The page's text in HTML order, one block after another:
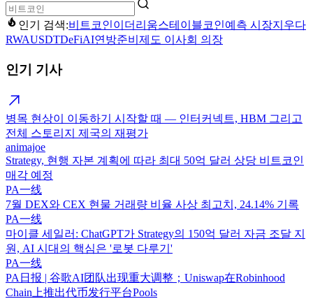
인기 검색:비트코인이더리움스테이블코인예측 시장지우다
RWAUSDTDeFiAI연방준비제도 이사회 의장
인기 기사
병목 현상이 이동하기 시작할 때 — 인터커넥트, HBM 그리고
전체 스토리지 제국의 재평가
animajoe
Strategy, 현행 자본 계획에 따라 최대 50억 달러 상당 비트코인
매각 예정
PA一线
7월 DEX와 CEX 현물 거래량 비율 사상 최고치, 24.14% 기록
PA一线
마이클 세일러: ChatGPT가 Strategy의 150억 달러 자금 조달 지
원, AI 시대의 핵심은 '로봇 다루기'
PA一线
PA日报 | 谷歌AI团队出现重大调整；Uniswap在Robinhood
Chain上推出代币发行平台Pools